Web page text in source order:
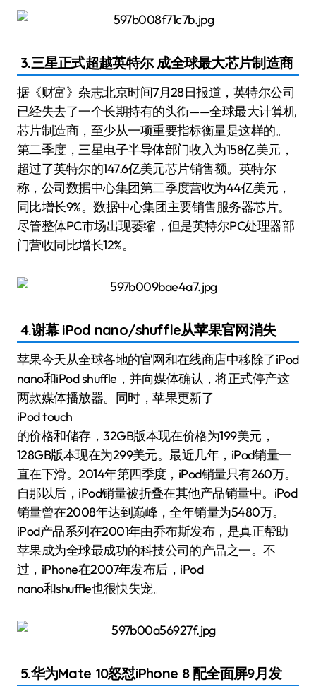
3.三星正式超越英特尔 成全球最大芯片制造商
据《财富》杂志北京时间7月28日报道，英特尔公司
已经失去了一个长期持有的头衔——全球最大计算机
芯片制造商，至少从一项重要指标衡量是这样的。
第二季度，三星电子半导体部门收入为158亿美元，
超过了英特尔的147.6亿美元芯片销售额。英特尔
称，公司数据中心集团第二季度营收为44亿美元，
同比增长9%。数据中心集团主要销售服务器芯片。
尽管整体PC市场出现萎缩，但是英特尔PC处理器部
门营收同比增长12%。
4.谢幕 iPod nano/shuffle从苹果官网消失
苹果今天从全球各地的官网和在线商店中移除了iPod
nano和iPod shuffle，并向媒体确认，将正式停产这
两款媒体播放器。同时，苹果更新了
iPod touch
的价格和储存，32GB版本现在价格为199美元，
128GB版本现在为299美元。最近几年，iPod销量一
直在下滑。2014年第四季度，iPod销量只有260万。
自那以后，iPod销量被折叠在其他产品销量中。iPod
销量曾在2008年达到巅峰，全年销量为5480万。
iPod产品系列在2001年由乔布斯发布，是真正帮助
苹果成为全球最成功的科技公司的产品之一。不
过，iPhone在2007年发布后，iPod
nano和shuffle也很快失宠。
5.华为Mate 10怒怼iPhone 8 配全面屏9月发